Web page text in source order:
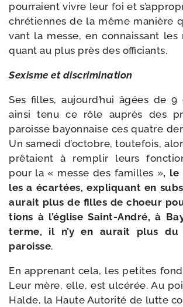
pour­raient vivre leur foi et
chré­tiennes de la même manière
vant la messe, en connais­sant
quant au plus près des officiants.
Sexisme et discrimination
Ses filles, aujourd’­hui âgées de
ain­si tenu ce rôle auprès des
paroisse bayon­naise ces quatre
Un same­di d’oc­tobre, tou­te­fois,
prê­taient à rem­plir leurs
pour la « messe des familles », le
les a écar­tées, expli­quant en
aurait plus de filles de choeur
tions à l’é­glise Saint-​André, à
terme, il n’y en aurait plus
paroisse.
En appre­nant cela, les petites
Leur mère, elle, est ulcé­rée. Au
Halde, la Haute Autorité de lutte